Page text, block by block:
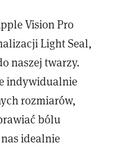
Vision Pro
Light Seal,
naszej twarzy.
indywidualnie
rozmiarów,
bólu
idealnie